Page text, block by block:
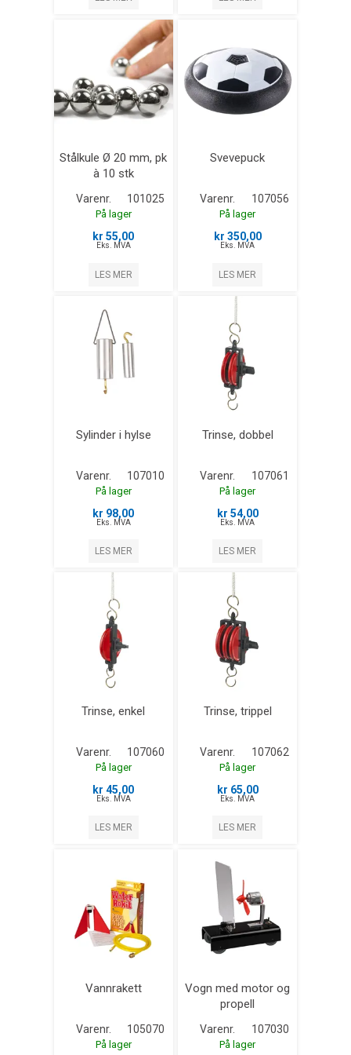
Stålkule Ø 20 mm, pk
à 10 stk
Varenr. 101025
På lager
kr 55,00
Eks. MVA
LES MER
Svevepuck
Varenr. 107056
På lager
kr 350,00
Eks. MVA
LES MER
Sylinder i hylse
Varenr. 107010
På lager
kr 98,00
Eks. MVA
LES MER
Trinse, dobbel
Varenr. 107061
På lager
kr 54,00
Eks. MVA
LES MER
Trinse, enkel
Varenr. 107060
På lager
kr 45,00
Eks. MVA
LES MER
Trinse, trippel
Varenr. 107062
På lager
kr 65,00
Eks. MVA
LES MER
Vannrakett
Varenr. 105070
På lager
Vogn med motor og
propell
Varenr. 107030
På lager